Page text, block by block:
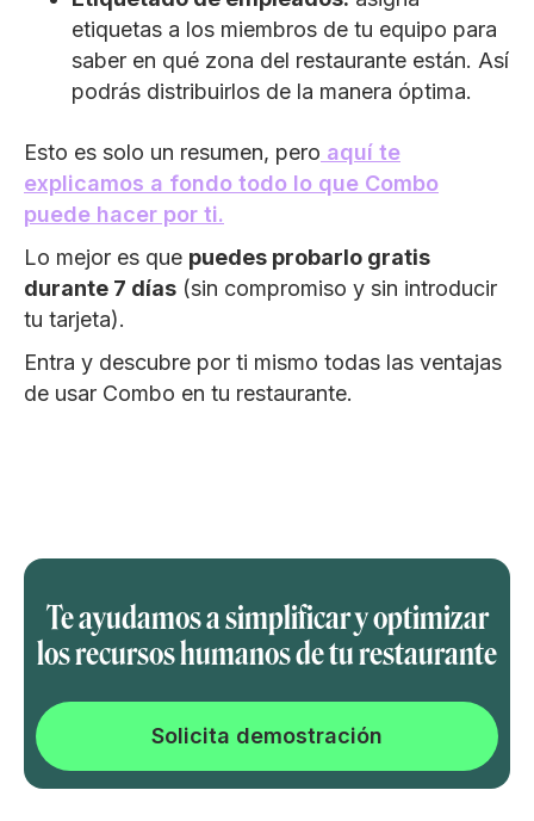
Te ayudamos a simplificar y optimizar
los recursos humanos de tu restaurante
Solicita demostración
etiquetas a los miembros de tu equipo para
saber en qué zona del restaurante están. Así
podrás distribuirlos de la manera óptima.
Esto es solo un resumen, pero aquí te
explicamos a fondo todo lo que Combo
puede hacer por ti.
Lo mejor es que puedes probarlo gratis
durante 7 días (sin compromiso y sin introducir
tu tarjeta).
Entra y descubre por ti mismo todas las ventajas
de usar Combo en tu restaurante.